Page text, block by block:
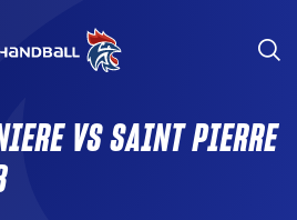
VS SAINT PIERRE